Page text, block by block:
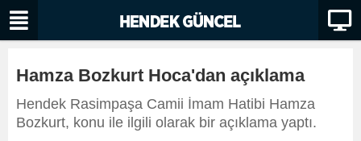
Hamza Bozkurt Hoca'dan açıklama
Hendek Rasimpaşa Camii İmam Hatibi Hamza
Bozkurt, konu ile ilgili olarak bir açıklama yaptı.